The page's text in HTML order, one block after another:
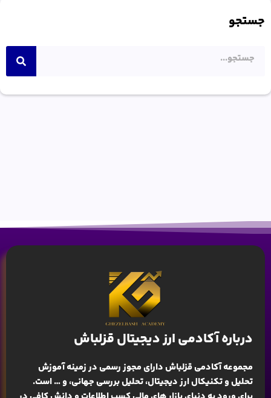
جستجو
درباره آکادمی ارز دیجیتال قزلباش
مجموعه آکادمی قزلباش دارای مجوز رسمی در زمینهآموزش
تحلیل و تکنیکال ارز دیجیتال، تحلیل بررسی جهانی، و … است.